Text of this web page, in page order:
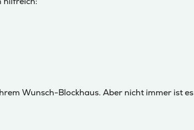
Wunsch-Blockhaus. Aber nicht immer ist es